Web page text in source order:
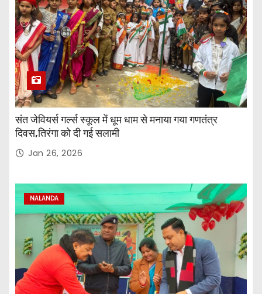
संत जेवियर्स गर्ल्स स्कूल में धूम धाम से मनाया गया गणतंत्र
दिवस,तिरंगा को दी गई सलामी
Jan 26, 2026
NALANDA